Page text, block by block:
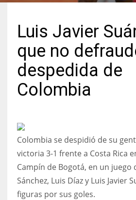
NYJ
24
IND
34
Luis Javier
que no
despedida de
Colombia
Colombia se despidió de su
victoria 3-1 frente a Costa Rica
Campín de Bogotá, en un juego
Sánchez, Luis Díaz y Luis Javier
figuras por sus goles.